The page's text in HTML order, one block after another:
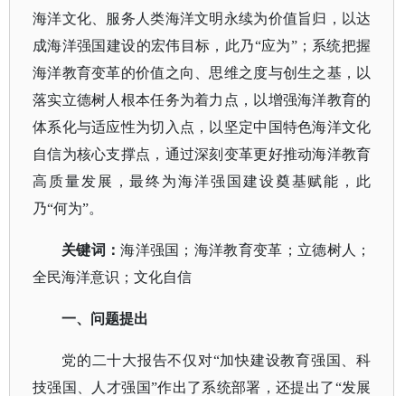
海洋文化、服务人类海洋文明永续为价值旨归，以达
成海洋强国建设的宏伟目标，此乃“应为”；系统把握
海洋教育变革的价值之向、思维之度与创生之基，以
落实立德树人根本任务为着力点，以增强海洋教育的
体系化与适应性为切入点，以坚定中国特色海洋文化
自信为核心支撑点，通过深刻变革更好推动海洋教育
高质量发展，最终为海洋强国建设奠基赋能，此
乃“何为”。
关键词 ：海洋强国；海洋教育变革；立德树人；
全民海洋意识；文化自信
一、问题提出
党的二十大报告不仅对“加快建设教育强国、科
技强国、人才强国”作出了系统部署，还提出了“发展